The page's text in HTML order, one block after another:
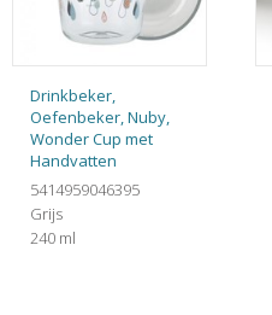
Drinkbeker,
Oefenbeker, Nuby,
Wonder Cup met
Handvatten
5414959046395
Grijs
240 ml